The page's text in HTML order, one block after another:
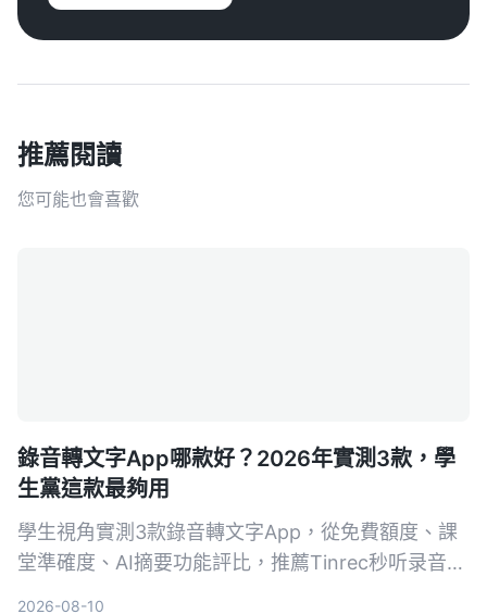
推薦閱讀
您可能也會喜歡
錄音轉文字App哪款好？2026年實測3款，學
生黨這款最夠用
學生視角實測3款錄音轉文字App，從免費額度、課
堂準確度、AI摘要功能評比，推薦Tinrec秒听录音，
2026-08-10